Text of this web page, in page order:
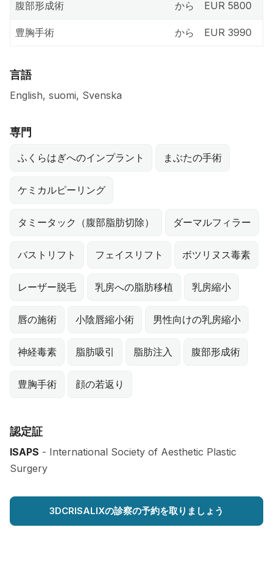
腹部形成術 から EUR 5800
豊胸手術 から EUR 3990
言語
English, suomi, Svenska
専門
ふくらはぎへのインプラント まぶたの手術
ケミカルピーリング
タミータック（腹部脂肪切除） ダーマルフィラー
バストリフト フェイスリフト ボツリヌス毒素
レーザー脱毛 乳房への脂肪移植 乳房縮小
唇の施術 小陰唇縮小術 男性向けの乳房縮小
神経毒素 脂肪吸引 脂肪注入 腹部形成術
豊胸手術 顔の若返り
認定証
ISAPS - International Society of Aesthetic Plastic
Surgery
3DCRISALIXの診察の予約を取りましょう